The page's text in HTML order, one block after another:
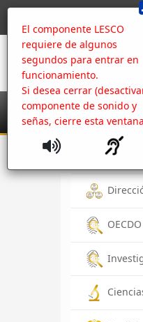
El componente LESCO
requiere de algunos
segundos para entrar en
funcionamiento.
Si desea cerrar
componente de sonido y
señas, cierre esta ventana
Inicio
OECDO